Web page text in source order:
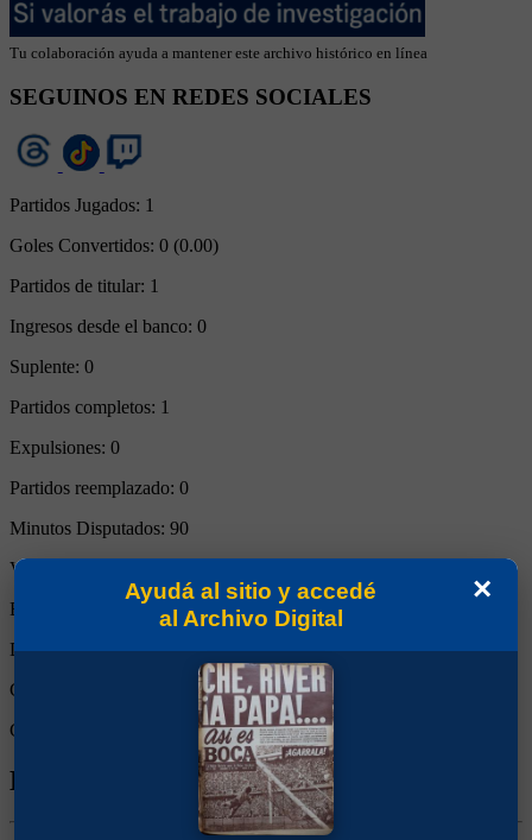
Tu colaboración ayuda a mantener este archivo histórico en línea
SEGUINOS EN REDES SOCIALES
Partidos Jugados: 1
Goles Convertidos: 0 (0.00)
Partidos de titular: 1
Ingresos desde el banco: 0
Suplente: 0
Partidos completos: 1
Expulsiones: 0
Partidos reemplazado: 0
Minutos Disputados: 90
Victorias:
Empates:
Derrotas:0
Goles de Boca:
Goles rivales:
Biografía de Néstor Ariel Fabbri
×
Ayudá al sitio y accedé
al Archivo Digital